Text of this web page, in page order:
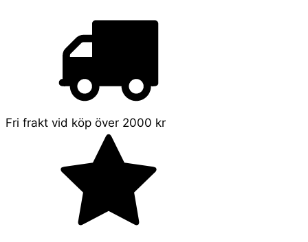
Fri frakt vid köp över 2000 kr